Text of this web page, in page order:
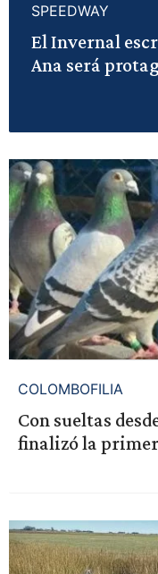
SPEEDWAY
El Invernal
Ana será
COLOMBOFILIA
Con sueltas
finalizó la